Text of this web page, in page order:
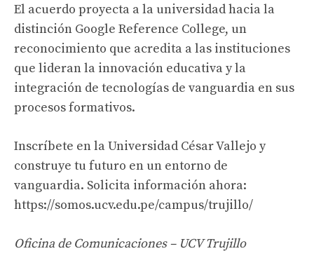
El acuerdo proyecta a la universidad hacia la
distinción Google Reference College, un
reconocimiento que acredita a las instituciones
que lideran la innovación educativa y la
integración de tecnologías de vanguardia en sus
procesos formativos.
Inscríbete en la Universidad César Vallejo y
construye tu futuro en un entorno de
vanguardia. Solicita información ahora:
https://somos.ucv.edu.pe/campus/trujillo/
Oficina de Comunicaciones – UCV Trujillo